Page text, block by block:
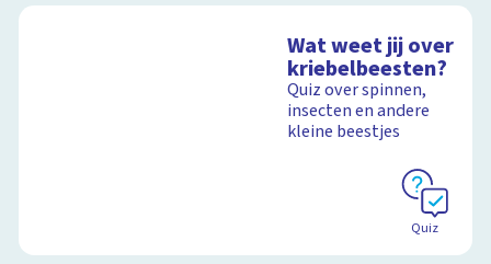
Wat weet jij over
kriebelbeesten?
Quiz over spinnen,
insecten en andere
kleine beestjes
Quiz